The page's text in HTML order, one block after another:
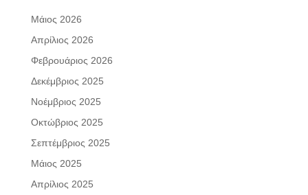
Μάιος 2026
Απρίλιος 2026
Φεβρουάριος 2026
Δεκέμβριος 2025
Νοέμβριος 2025
Οκτώβριος 2025
Σεπτέμβριος 2025
Μάιος 2025
Απρίλιος 2025